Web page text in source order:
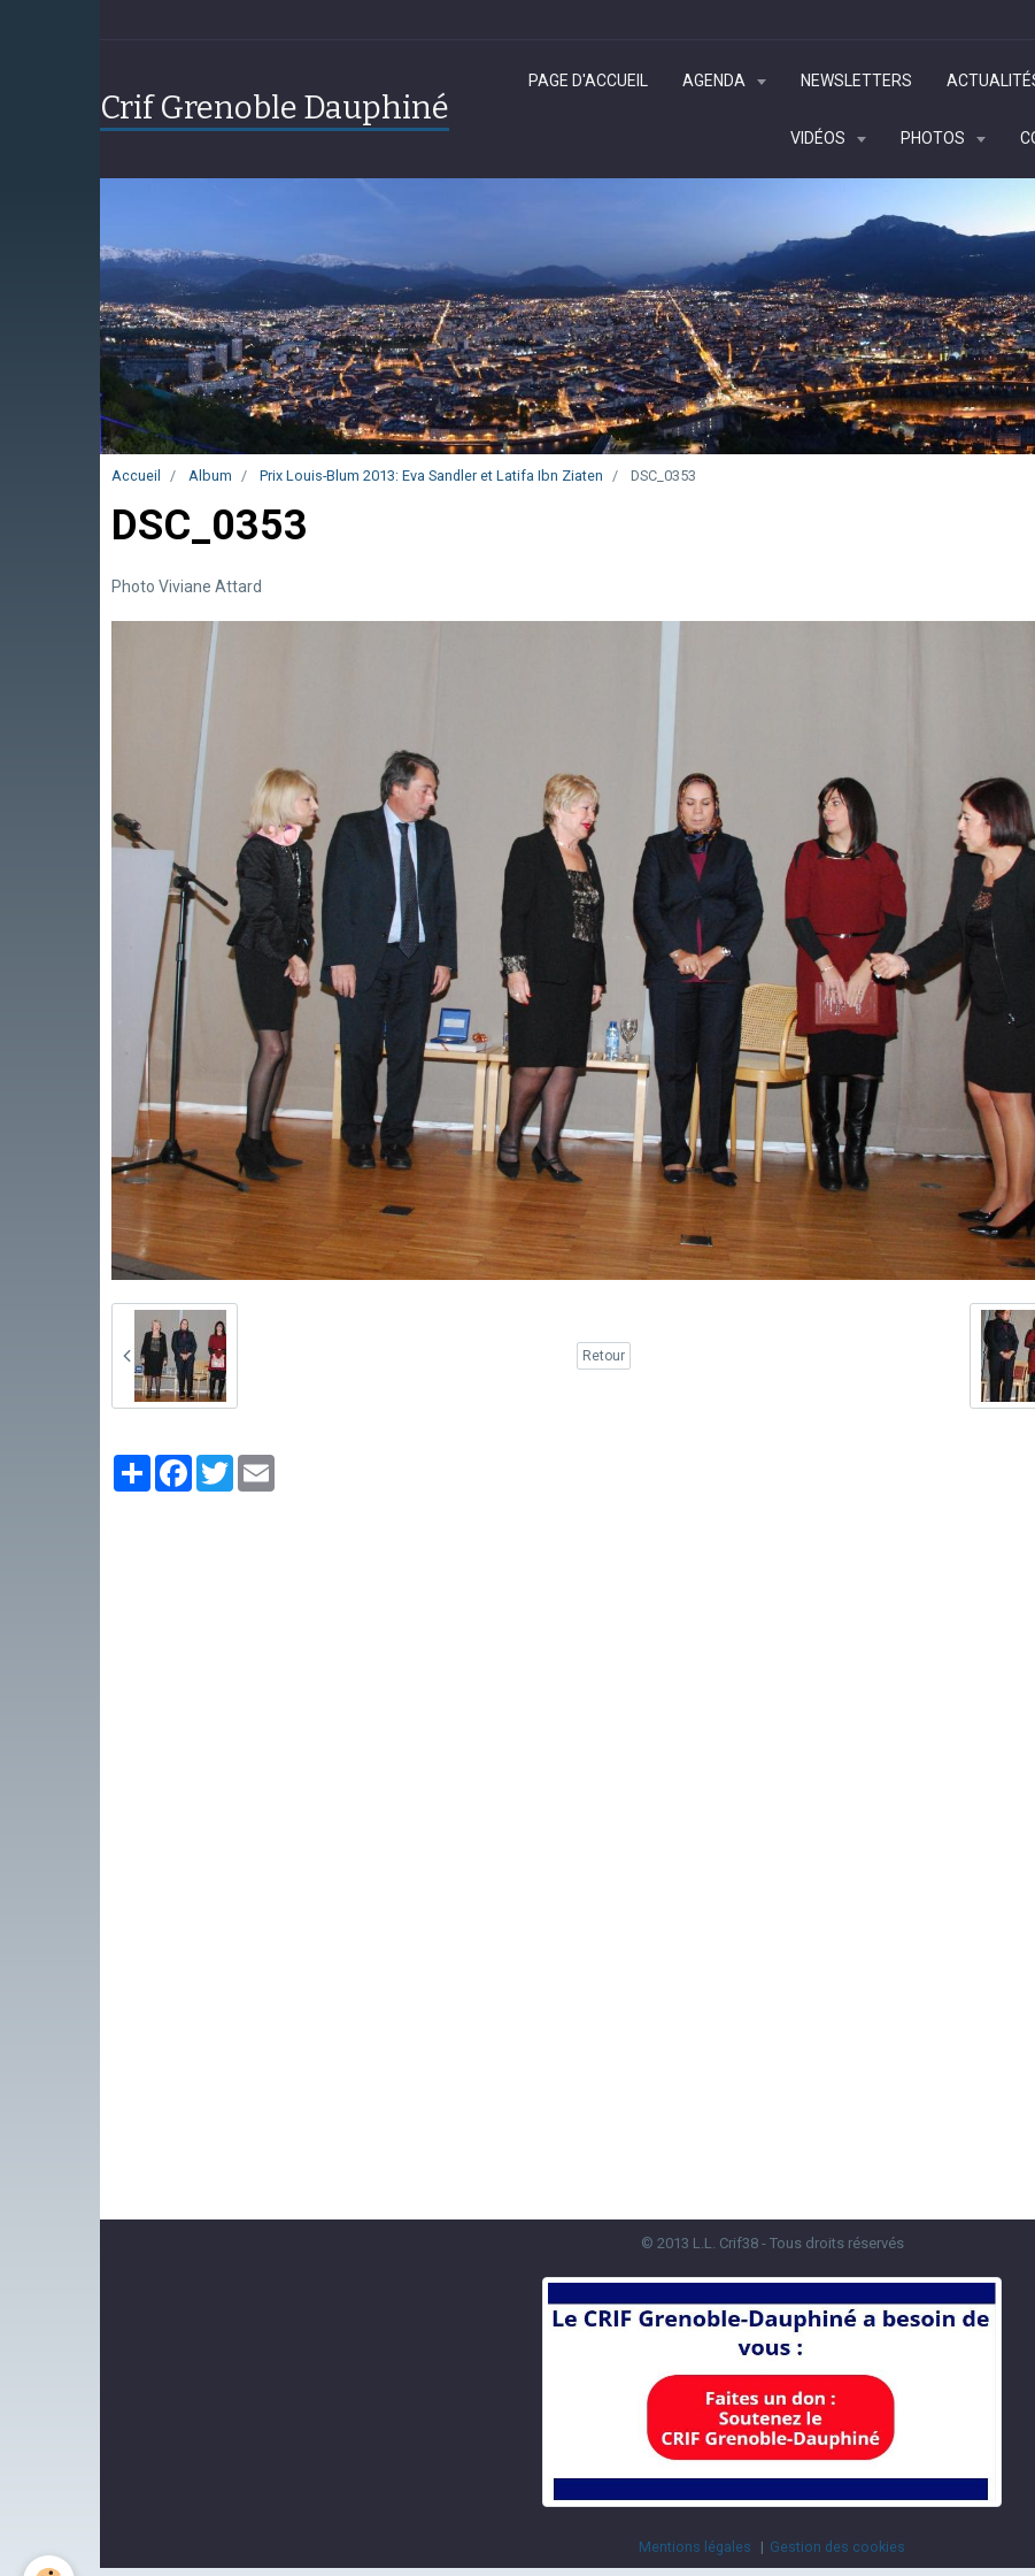
Crif Grenoble Dauphiné
PAGE D'ACCUEIL AGENDA NEWSLETTERS
VIDÉOS PHOTOS
Accueil Album Prix Louis-Blum 2013: Eva Sandler et Latifa Ibn Ziaten DSC_0353
DSC_0353
Photo Viviane Attard
Retour
PartagerFacebook
Twitter
© 2013 L.L. Crif38 - Tous droits réservés
Mentions légales Gestion des cookies